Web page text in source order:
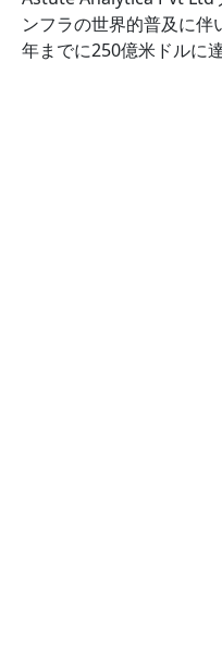
ンフラの世界的普及に
年までに250億米ドルに